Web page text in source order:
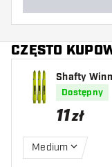
CZĘSTO
Shafty
Ring Grip
Dostępny
11zł
Medium